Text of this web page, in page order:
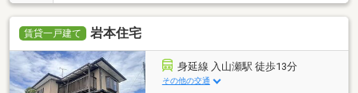
賃貸一戸建て 岩本住宅
身延線 入山瀬駅 徒歩13分
その他の交通